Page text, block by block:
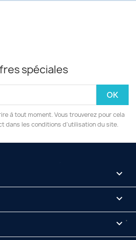
spéciales
à tout moment. Vous trouverez pour cela
dans les conditions d'utilisation du site.


